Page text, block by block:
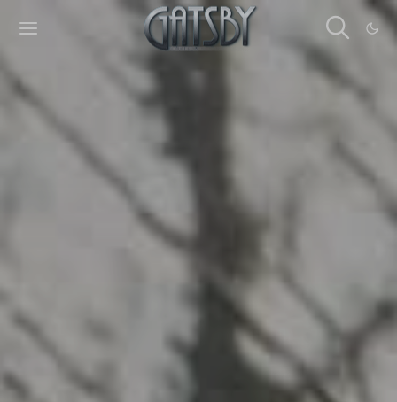
Cookies management panel